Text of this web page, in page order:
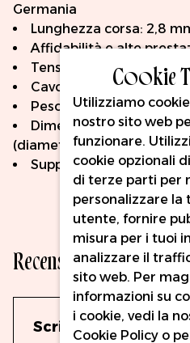
Germania
Lunghezza corsa: 2,8
Affidabilità e alte
Tensione di esercizio
Cavo RCA non incluso
Peso: 70 g
Dimensioni: 90 mm
(diametro)
Supporta le cartucce
Recensioni
Scrivi la tua
Cookie
Utilizziamo cookie
nostro sito web
funzionare.
cookie opzionali
di terze parti per
personalizzare la
utente, fornire
misura per i tuoi
analizzare il
sito web. Per
informazioni su
i cookie, vedi la
Cookie Policy o